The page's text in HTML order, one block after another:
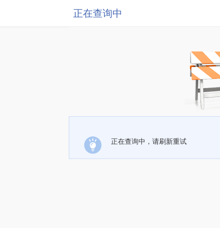
正在查询中
正在查询中，请刷新重试